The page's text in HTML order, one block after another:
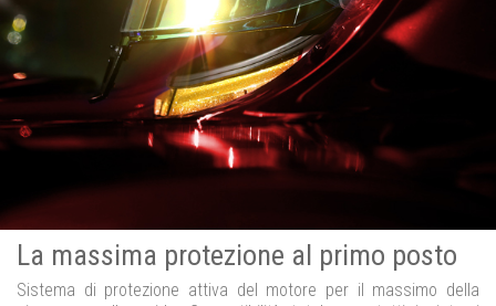
La massima protezione al primo posto
Sistema di protezione attiva del motore per il massimo della